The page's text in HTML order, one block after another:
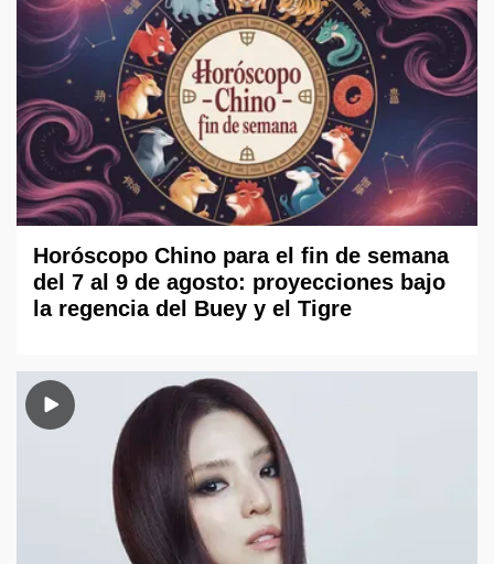
Horóscopo Chino para el fin de semana
del 7 al 9 de agosto: proyecciones bajo
la regencia del Buey y el Tigre